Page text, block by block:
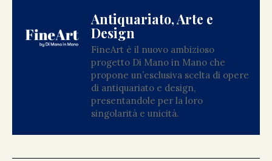
Antiquariato, Arte e
Design
FineArt è il nuovo ambizioso
progetto Di Mano in Mano che
propone un’esclusiva scelta di opere
di antiquariato e design,
presentandole per la loro
singolarità e unicità.